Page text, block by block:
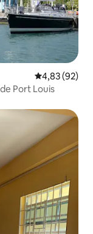
4,83 de uma
4,83 (92)
Port Louis